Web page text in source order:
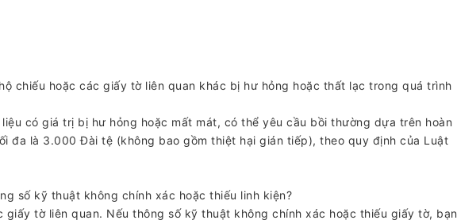
chiếu hoặc các giấy tờ liên quan khác bị hư hỏng hoặc thất lạc trong quá trình
có giá trị bị hư hỏng hoặc mất mát, có thể yêu cầu bồi thường dựa trên hoàn
đa là 3.000 Đài tệ (không bao gồm thiệt hại gián tiếp), theo quy định của Luật
số kỹ thuật không chính xác hoặc thiếu linh kiện?
giấy tờ liên quan. Nếu thông số kỹ thuật không chính xác hoặc thiếu giấy tờ, bạn